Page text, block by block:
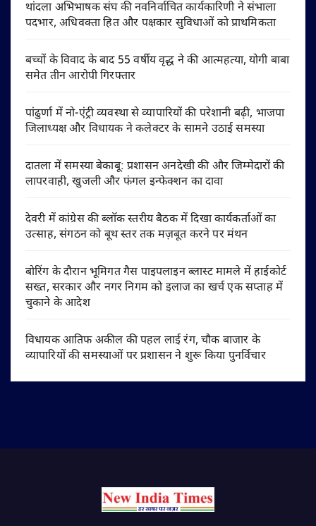
थांदला अभिभाषक संघ की नवनिर्वाचित कार्यकारिणी ने संभाला
पदभार, अधिवक्ता हित और पक्षकार सुविधाओं को प्राथमिकता
बच्चों के विवाद के बाद 55 वर्षीय वृद्ध ने की आत्महत्या, योगी बाबा
समेत तीन आरोपी गिरफ्तार
पांढुर्णा में नो-एंट्री व्यवस्था से व्यापारियों की परेशानी बढ़ी, भाजपा
जिलाध्यक्ष और विधायक ने कलेक्टर के सामने उठाई समस्या
दातला में समस्या बेकाबू: प्रशासन अनदेखी की और जिम्मेदारों की
लापरवाही, खुजली और फंगल इन्फेक्शन का दावा
देवरी में कांग्रेस की ब्लॉक स्तरीय बैठक में दिखा कार्यकर्ताओं का
उत्साह, संगठन को बूथ स्तर तक मज़बूत करने पर मंथन
बोरिंग के दौरान भूमिगत गैस पाइपलाइन ब्लास्ट मामले में हाईकोर्ट
सख्त, सरकार और नगर निगम को इलाज का खर्च एक सप्ताह में
चुकाने के आदेश
विधायक आतिफ अकील की पहल लाई रंग, चौक बाजार के
व्यापारियों की समस्याओं पर प्रशासन ने शुरू किया पुनर्विचार